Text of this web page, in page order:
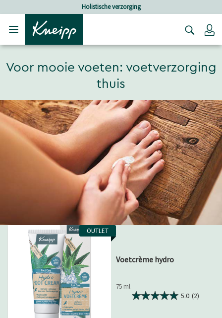
Verder gaan naar hoofdinhoud.
Verder gaan naar de footerHolistische verzorging
Voor mooie voeten: voetverzorging
thuis
OUTLET
Voetcrème hydro
75 ml
5.0 (2)